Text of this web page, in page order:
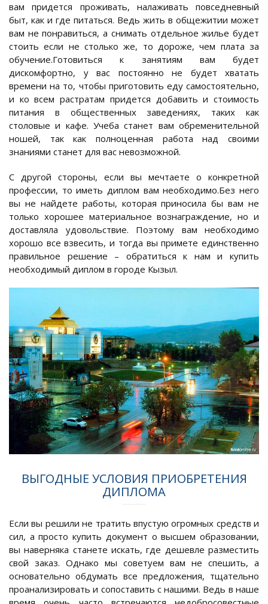
вам придется проживать, налаживать повседневный
быт, как и где питаться. Ведь жить в общежитии может
вам не понравиться, а снимать отдельное жилье будет
стоить если не столько же, то дороже, чем плата за
обучение.Готовиться к занятиям вам будет
дискомфортно, у вас постоянно не будет хватать
времени на то, чтобы приготовить еду самостоятельно,
и ко всем растратам придется добавить и стоимость
питания в общественных заведениях, таких как
столовые и кафе. Учеба станет вам обременительной
ношей, так как полноценная работа над своими
знаниями станет для вас невозможной.
С другой стороны, если вы мечтаете о конкретной
профессии, то иметь диплом вам необходимо.Без него
вы не найдете работы, которая приносила бы вам не
только хорошее материальное вознаграждение, но и
доставляла удовольствие. Поэтому вам необходимо
хорошо все взвесить, и тогда вы примете единственно
правильное решение – обратиться к нам и купить
необходимый диплом в городе Кызыл.
ВЫГОДНЫЕ УСЛОВИЯ ПРИОБРЕТЕНИЯ
ДИПЛОМА
Если вы решили не тратить впустую огромных средств и
сил, а просто купить документ о высшем образовании,
вы наверняка станете искать, где дешевле разместить
свой заказ. Однако мы советуем вам не спешить, а
основательно обдумать все предложения, тщательно
проанализировать и сопоставить с нашими. Ведь в наше